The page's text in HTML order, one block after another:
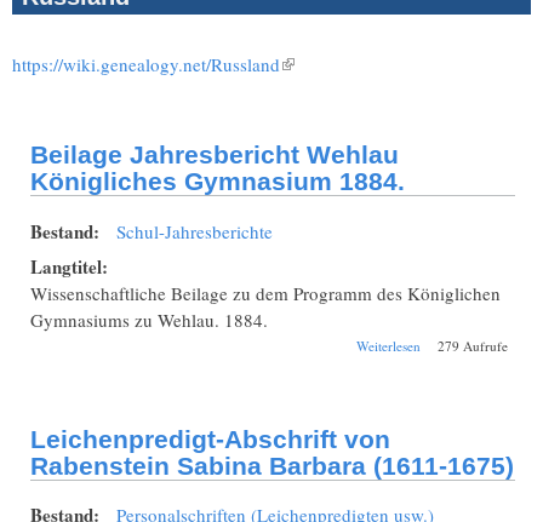
https://wiki.genealogy.net/Russland(Link ist extern)
Beilage Jahresbericht Wehlau
Königliches Gymnasium 1884.
Bestand: Schul-Jahresberichte
Langtitel:
Wissenschaftliche Beilage zu dem Programm des Königlichen
Gymnasiums zu Wehlau. 1884.
Weiterlesen über Beilage
279 Aufrufe
Leichenpredigt-Abschrift von
Rabenstein Sabina Barbara (1611-1675)
Bestand: Personalschriften (Leichenpredigten usw.)